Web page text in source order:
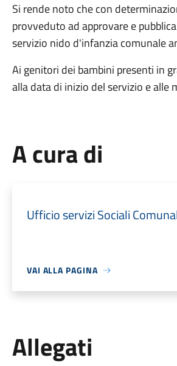
Si rende noto che con
provveduto ad approvare e
servizio nido d'infanzia comunale
Ai genitori dei bambini presenti in
alla data di inizio del servizio e alle
A cura di
Ufficio servizi Sociali
VAI ALLA PAGINA
Allegati